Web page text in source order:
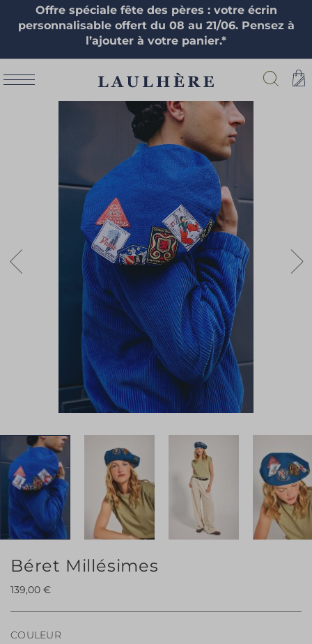
Offre spéciale fête des pères : votre écrin
personnalisable offert du 08 au 21/06. Pensez à
l’ajouter à votre panier.*
Béret Millésimes
139,00 €
COULEUR
Skip
the
the